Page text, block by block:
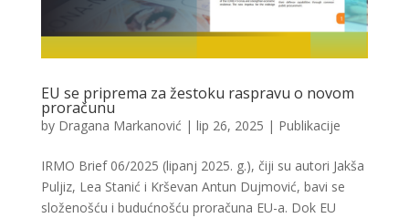
EU se priprema za žestoku raspravu o novom
proračunu
by Dragana Markanović | lip 26, 2025 | Publikacije
IRMO Brief 06/2025 (lipanj 2025. g.), čiji su autori Jakša
Puljiz, Lea Stanić i Krševan Antun Dujmović, bavi se
složenošću i budućnošću proračuna EU-a. Dok EU